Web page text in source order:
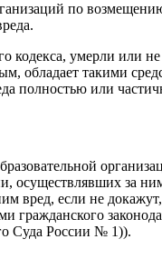
по
умерли или
обладает такими
полностью или
за
вред, если не
Суда России № 1)).